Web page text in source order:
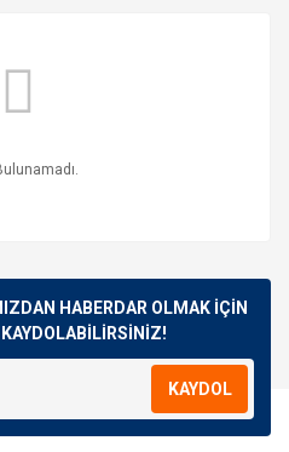
HABERDAR OLMAK İÇİN
KAYDOL